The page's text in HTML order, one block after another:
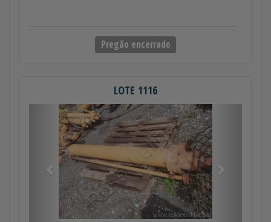
Pregão encerrado
LOTE 1116
Anterior